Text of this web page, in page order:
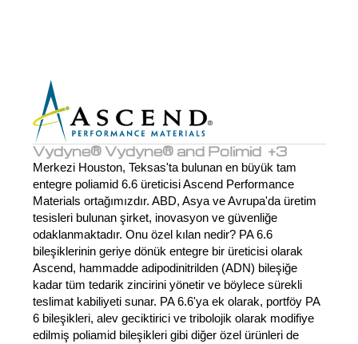
Vydyne® Vydyne® and Polimid  +3
Merkezi Houston, Teksas'ta bulunan en büyük tam
entegre poliamid 6.6 üreticisi Ascend Performance
Materials ortağımızdır. ABD, Asya ve Avrupa'da üretim
tesisleri bulunan şirket, inovasyon ve güvenliğe
odaklanmaktadır. Onu özel kılan nedir? PA 6.6
bileşiklerinin geriye dönük entegre bir üreticisi olarak
Ascend, hammadde adipodinitrilden (ADN) bileşiğe
kadar tüm tedarik zincirini yönetir ve böylece sürekli
teslimat kabiliyeti sunar. PA 6.6'ya ek olarak, portföy PA
6 bileşikleri, alev geciktirici ve tribolojik olarak modifiye
edilmiş poliamid bileşikleri gibi diğer özel ürünleri de